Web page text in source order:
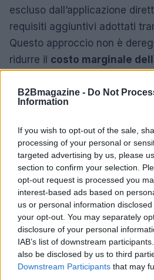
B2Bmagazine - Do Not
Information
If you wish to opt-out of the sale,
processing of your personal or
targeted advertising by us, please
section to confirm your selection.
opt-out request is processed you
interest-based ads based on
us or personal information
your opt-out. You may separately
disclosure of your personal
IAB’s list of downstream
also be disclosed by us to third
Downstream Participants that may
escluso dall’applicazione
requisiti aggiuntivi adottati
Questo approccio non è
ridurre il costo marginale
armonizzate.
Critiche, numeri e
Critiche al pacchetto arrivano
i diritti digitali (tra cuiEDRi) e
come il Jacques Delors
vantaggi per i grandi
indebolimento delle tutele.
economica: Bruxelles stima
di costi amministrativi fino a
entro il2029, mentre studi